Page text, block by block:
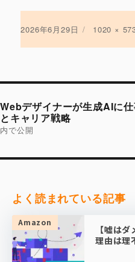
投
2026年6月29日
フ
ズ
1020 ×
投
ナ
ビ
ゲ
ー
ョ
Webデザイナーが生成AIに
とキャリア戦略
内で公開
よく読まれている記事
Amazon
【嘘は
理由は理